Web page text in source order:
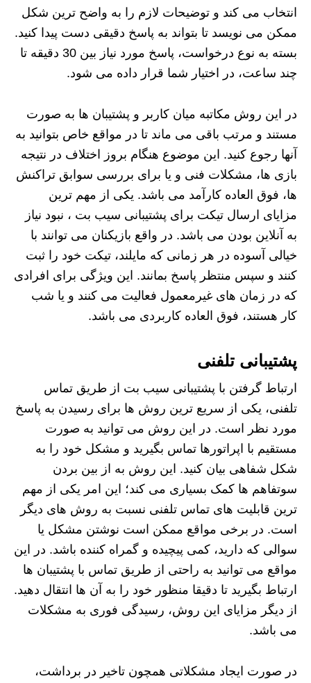
انتخاب می کند و توضیحات لازم را به واضح ترین شکل
ممکن می نویسد تا بتواند به پاسخ دقیقی دست پیدا کنید.
بسته به نوع درخواست، پاسخ مورد نیاز بین 30 دقیقه تا
چند ساعت، در اختیار شما قرار داده می شود.
در این روش مکاتبه میان کاربر و پشتیبان ها به صورت
مستند و مرتب باقی می ماند تا در مواقع خاص بتوانید به
آنها رجوع کنید. این موضوع هنگام بروز اختلاف در نتیجه
بازی ها، مشکلات فنی و یا برای بررسی سوابق تراکنش
ها، فوق العاده کارآمد می باشد. یکی از مهم ترین
مزایای ارسال تیکت برای پشتیبانی سیب بت ، نبود نیاز
به آنلاین بودن می باشد. در واقع بازیکنان می توانند با
خیالی آسوده در هر زمانی که مایلند، تیکت خود را ثبت
کنند و سپس منتظر پاسخ بمانند. این ویژگی برای افرادی
که در زمان های غیرمعمول فعالیت می کنند و یا شب
کار هستند، فوق العاده کاربردی می باشد.
پشتیبانی تلفنی
ارتباط گرفتن با پشتیبانی سیب بت از طریق تماس
تلفنی، یکی از سریع ترین روش ها برای رسیدن به پاسخ
مورد نظر است. در این روش می توانید به صورت
مستقیم با اپراتورها تماس بگیرید و مشکل خود را به
شکل شفاهی بیان کنید. این روش به از بین بردن
سوتفاهم ها کمک بسیاری می کند؛ این امر یکی از مهم
ترین قابلیت های تماس تلفنی نسبت به روش های دیگر
است. در برخی مواقع ممکن است نوشتن مشکل یا
سوالی که دارید، کمی پیچیده و گمراه کننده باشد. در این
مواقع می توانید به راحتی از طریق تماس با پشتیبان ها
ارتباط بگیرید تا دقیقا منظور خود را به آن ها انتقال دهید.
از دیگر مزایای این روش، رسیدگی فوری به مشکلات
می باشد.
در صورت ایجاد مشکلاتی همچون تاخیر در برداشت،